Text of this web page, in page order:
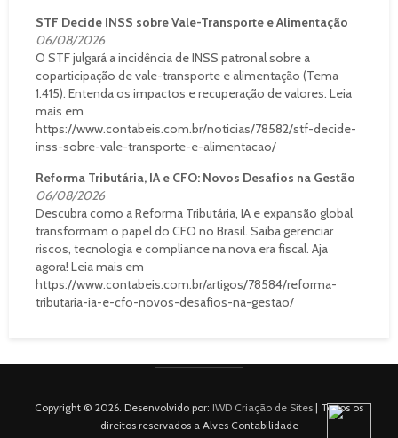
STF Decide INSS sobre Vale-Transporte e Alimentação
06/08/2026
O STF julgará a incidência de INSS patronal sobre a
coparticipação de vale-transporte e alimentação (Tema
1.415). Entenda os impactos e recuperação de valores. Leia
mais em
https://www.contabeis.com.br/noticias/78582/stf-decide-
inss-sobre-vale-transporte-e-alimentacao/
Reforma Tributária, IA e CFO: Novos Desafios na Gestão
06/08/2026
Descubra como a Reforma Tributária, IA e expansão global
transformam o papel do CFO no Brasil. Saiba gerenciar
riscos, tecnologia e compliance na nova era fiscal. Aja
agora! Leia mais em
https://www.contabeis.com.br/artigos/78584/reforma-
tributaria-ia-e-cfo-novos-desafios-na-gestao/
Copyright © 2026. Desenvolvido por: IWD Criação de Sites | Todos os
direitos reservados a Alves Contabilidade